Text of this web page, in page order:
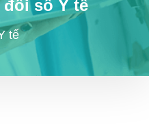
đổi số Y tế
tế